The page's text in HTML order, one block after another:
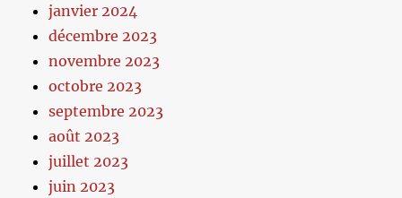
janvier 2024
décembre 2023
novembre 2023
octobre 2023
septembre 2023
août 2023
juillet 2023
juin 2023